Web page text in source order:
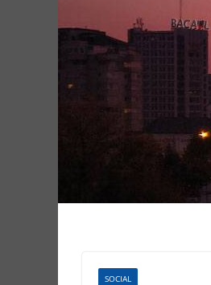
SOCIAL